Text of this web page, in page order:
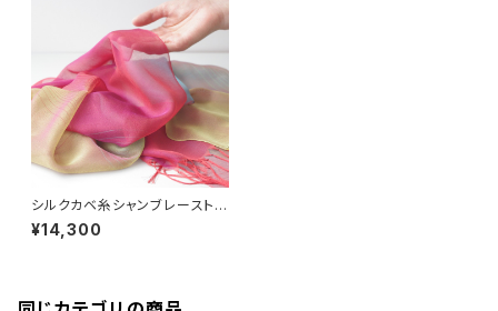
シルクカベ糸シャンブレーストー
ル
¥14,300